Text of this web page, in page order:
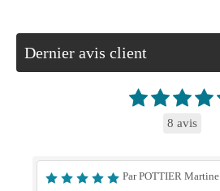
Dernier avis client
8 avis
Par POTTIER Martine